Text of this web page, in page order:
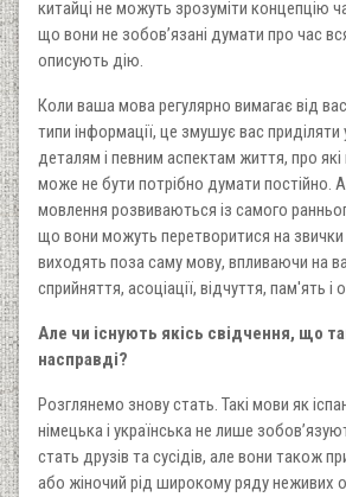
китайці не можуть зрозуміти концепцію
що вони не зобов’язані думати про час
описують дію.
Коли ваша мова регулярно вимагає від
типи інформації, це змушує вас приділяти
деталям і певним аспектам життя, про
може не бути потрібно думати постійно.
мовлення розвиваються із самого
що вони можуть перетворитися на звички
виходять поза саму мову, впливаючи на
сприйняття, асоціації, відчуття, пам'ять і
Але чи існують якісь свідчення, що
насправді?
Розглянемо знову стать. Такі мови як
німецька і українська не лише
стать друзів та сусідів, але вони також
або жіночий рід широкому ряду неживих